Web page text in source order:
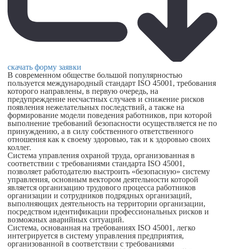
скачать форму заявки
В современном обществе большой популярностью
пользуется международный стандарт ISO 45001, требования
которого направлены, в первую очередь, на
предупреждение несчастных случаев и снижение рисков
появления нежелательных последствий, а также на
формирование модели поведения работников, при которой
выполнение требований безопасности осуществляется не по
принуждению, а в силу собственного ответственного
отношения как к своему здоровью, так и к здоровью своих
коллег.
Система управления охраной труда, организованная в
соответствии с требованиями стандарта ISO 45001,
позволяет работодателю выстроить «безопасную» систему
управления, основным вектором деятельности которой
является организацию трудового процесса работников
организации и сотрудников подрядных организаций,
выполняющих деятельность на территории организации,
посредством идентификации профессиональных рисков и
возможных аварийных ситуаций.
Система, основанная на требованиях ISO 45001, легко
интегрируется в систему управления предприятия,
организованной в соответствии с требованиями